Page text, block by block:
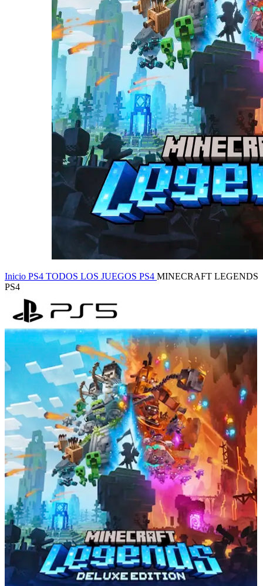
Inicio PS4 TODOS LOS JUEGOS PS4 MINECRAFT LEGENDS
PS4